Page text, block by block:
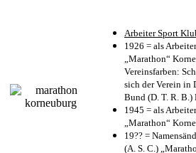
Arbeiter Sport
1926 = als
„Marathon“
Vereinsfarben:
sich der Verein in
Bund (D. T. R. B.)
1945 = als
„Marathon“
19?? =
(A. S. C.)